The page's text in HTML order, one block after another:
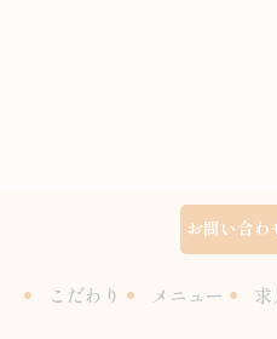
お問い合わ
こだわり メニュー 求